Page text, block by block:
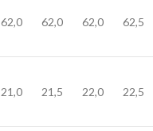
62,0 62,0 62,0 62,5
21,0 21,5 22,0 22,5